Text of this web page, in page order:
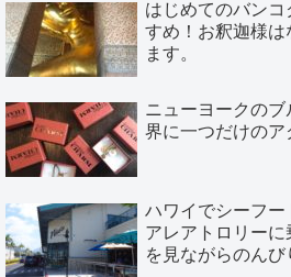
はじめてのバン
すめ！お釈迦様は
ます。
ニューヨークの
界に一つだけのア
ハワイでシーフー
アレアトロリー
を見ながらのんび